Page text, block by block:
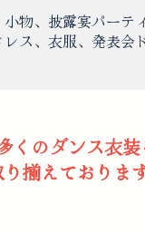
物、披露宴パーテ
レス、衣服、発表会
くのダンス衣装
揃えております